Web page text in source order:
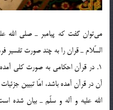
مي‌توان گفت كه پيامبر ـ صلي الله
السّلام ـ قران را به چند صورت تفسير
آن در قرآن آمده باشد، امّا تبيين
الله عليه و آله و سلّم ـ بيان شده